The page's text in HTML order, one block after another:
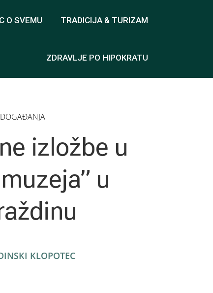
O SVEMU TRADICIJA & TURIZAM
ZDRAVLJE PO HIPOKRATU
DOGAĐANJA
izložbe u
u
KLOPOTEC